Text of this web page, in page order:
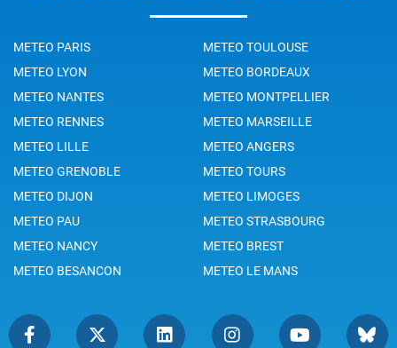
METEO PARIS
METEO TOULOUSE
METEO LYON
METEO BORDEAUX
METEO NANTES
METEO MONTPELLIER
METEO RENNES
METEO MARSEILLE
METEO LILLE
METEO ANGERS
METEO GRENOBLE
METEO TOURS
METEO DIJON
METEO LIMOGES
METEO PAU
METEO STRASBOURG
METEO NANCY
METEO BREST
METEO BESANCON
METEO LE MANS